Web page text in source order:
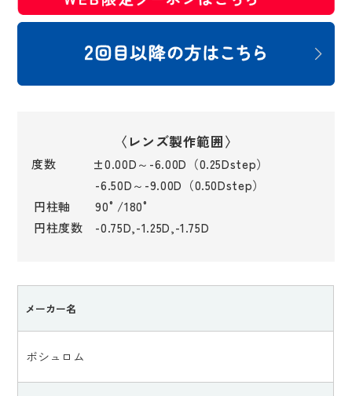
〈レンズ製作範囲〉
度数 ±0.00D～-6.00D（0.25Dstep）
-6.50D～-9.00D（0.50Dstep）
円柱軸 90°/180°
円柱度数 -0.75D,-1.25D,-1.75D
メーカー名
ボシュロム